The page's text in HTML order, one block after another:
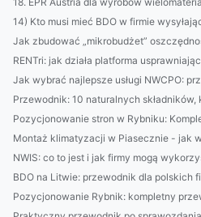
14) Kto musi mieć BDO w firmie
Jak zbudować „mikrobudżet”
RENTri: jak działa platforma
Jak wybrać najlepsze usługi NWCPO:
Przewodnik: 10 naturalnych składników,
Pozycjonowanie stron w Rybniku:
Montaż klimatyzacji w Piasecznie - jak
NWIS: co to jest i jak firmy mogą
BDO na Litwie: przewodnik dla polskich
Pozycjonowanie Rybnik: kompletny